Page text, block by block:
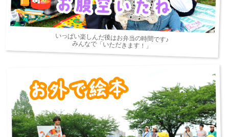
いっぱい楽しんだ後はお弁当の時間です♪
みんなで「いただきます！」